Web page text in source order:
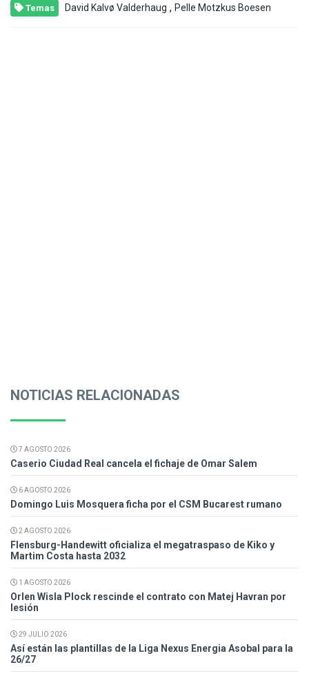
Temas David Kalvø Valderhaug , Pelle Motzkus Boesen
NOTICIAS RELACIONADAS
7 AGOSTO 2026
Caserio Ciudad Real cancela el fichaje de Omar Salem
6 AGOSTO 2026
Domingo Luis Mosquera ficha por el CSM Bucarest rumano
2 AGOSTO 2026
Flensburg-Handewitt oficializa el megatraspaso de Kiko y
Martim Costa hasta 2032
1 AGOSTO 2026
Orlen Wisla Plock rescinde el contrato con Matej Havran por
lesión
29 JULIO 2026
Así están las plantillas de la Liga Nexus Energia Asobal para la
26/27